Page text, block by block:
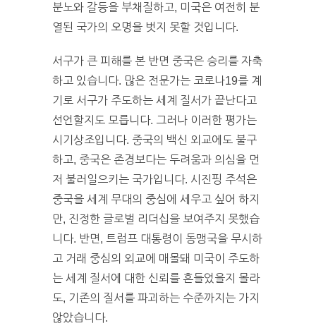
분노와 갈등을 부채질하고, 미국은 여전히 분
열된 국가의 오명을 벗지 못할 것입니다.
서구가 큰 피해를 본 반면 중국은 승리를 자축
하고 있습니다. 많은 전문가는 코로나19를 계
기로 서구가 주도하는 세계 질서가 끝난다고
선언할지도 모릅니다. 그러나 이러한 평가는
시기상조입니다. 중국의 백신 외교에도 불구
하고, 중국은 존경보다는 두려움과 의심을 먼
저 불러일으키는 국가입니다. 시진핑 주석은
중국을 세계 무대의 중심에 세우고 싶어 하지
만, 진정한 글로벌 리더십을 보여주지 못했습
니다. 반면, 트럼프 대통령이 동맹국을 무시하
고 거래 중심의 외교에 매몰돼 미국이 주도하
는 세계 질서에 대한 신뢰를 흔들었을지 몰라
도, 기존의 질서를 파괴하는 수준까지는 가지
않았습니다.